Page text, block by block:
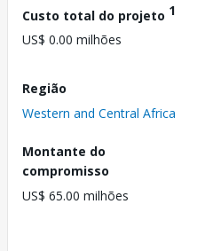
Custo total do projeto 1
US$ 0.00 milhões
Região
Western and Central Africa
Montante do
compromisso
US$ 65.00 milhões